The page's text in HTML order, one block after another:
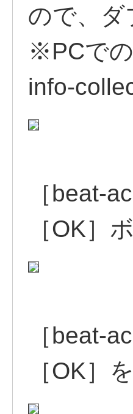
ので、ダ
※PCで
info-
［beat-
［OK］
［beat-
［OK］